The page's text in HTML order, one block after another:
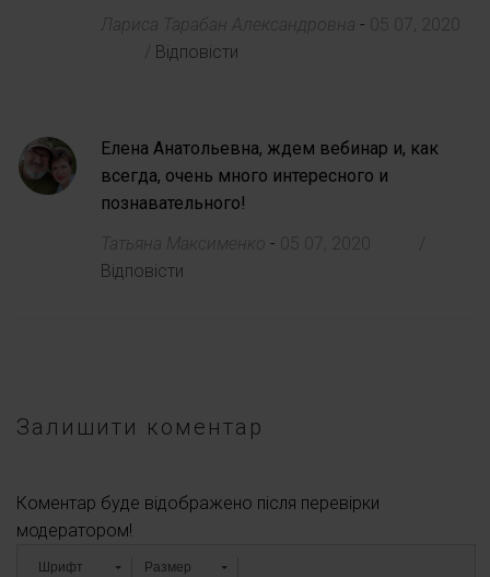
Лариса Тарабан Александровна - 05 07, 2020
Відповісти
Елена Анатольевна, ждем вебинар и, как
всегда, очень много интересного и
познавательного!
Татьяна Максименко - 05 07, 2020
Відповісти
Залишити коментар
Коментар буде відображено після перевірки
модератором!
Шрифт Размер